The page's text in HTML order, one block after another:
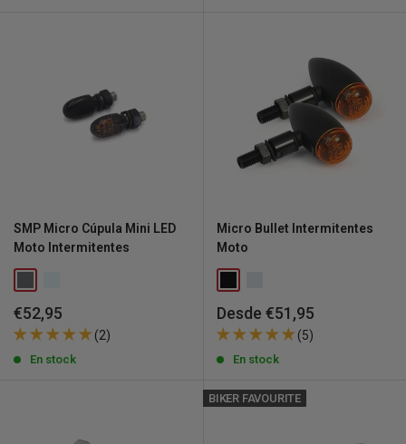
SMP Micro Cúpula Mini LED
Moto Intermitentes
Precio
de
venta
€52,95
(2)
En stock
Micro Bullet Intermitentes
Moto
Precio
de
venta
Desde €51,95
(5)
En stock
BIKER FAVOURITE